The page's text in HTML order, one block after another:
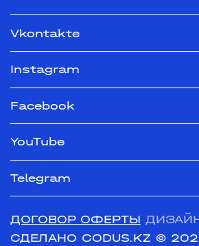
Vkontakte
Instagram
Facebook
YouTube
Telegram
ДОГОВОР ОФЕРТЫ ДИЗАЙН
СДЕЛАНО CODUS.KZ ©